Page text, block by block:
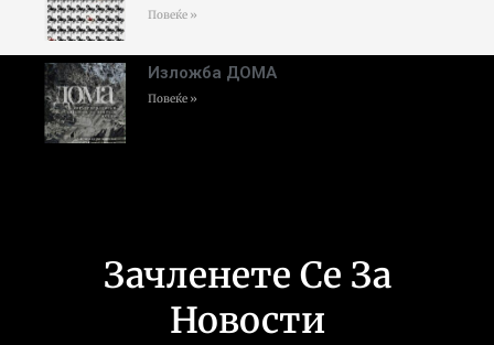
Повеќе »
Изложба ДОМА
Повеќе »
Зачленете Се За
Новости